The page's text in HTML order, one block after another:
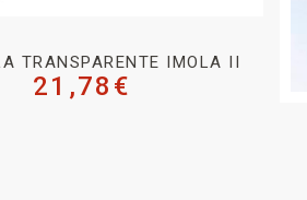
TRANSPARENTE IMOLA II
21,78 €